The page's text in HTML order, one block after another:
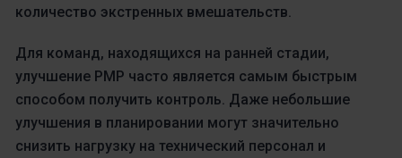
количество экстренных вмешательств.
Для команд, находящихся на ранней стадии,
улучшение PMP часто является самым быстрым
способом получить контроль. Даже небольшие
улучшения в планировании могут значительно
снизить нагрузку на технический персонал и